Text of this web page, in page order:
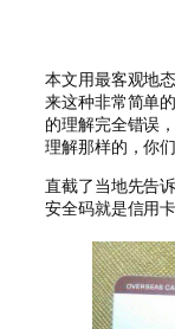
本文用最客观地
来这种非常简单
的理解完全错误
理解那样的，你
直截了当地先告
安全码就是信用